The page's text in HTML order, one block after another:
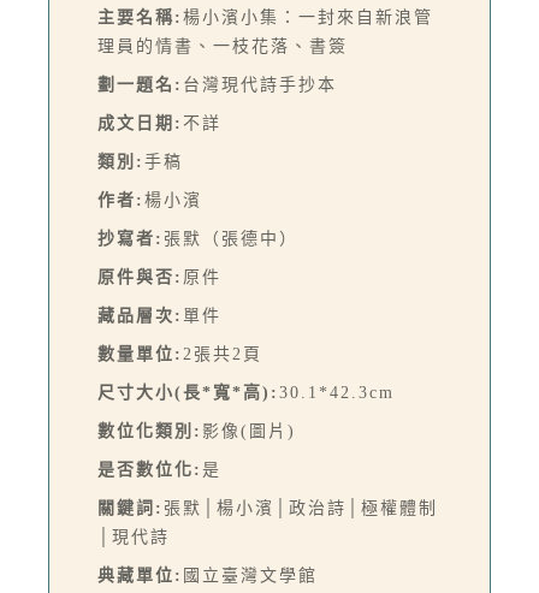
主要名稱: 楊小濱小集：一封來自新浪管
理員的情書、一枝花落、書簽
劃一題名: 台灣現代詩手抄本
成文日期: 不詳
類別: 手稿
作者: 楊小濱
抄寫者: 張默（張德中）
原件與否: 原件
藏品層次: 單件
數量單位: 2張共2頁
尺寸大小(長*寬*高): 30.1*42.3cm
數位化類別: 影像(圖片)
是否數位化: 是
關鍵詞: 張默│楊小濱│政治詩│極權體制
│現代詩
典藏單位: 國立臺灣文學館